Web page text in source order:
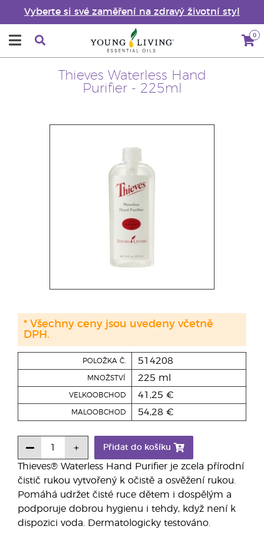
Vyberte si své zaměření na zdravý životní styl
0
Thieves Waterless Hand
Purifier - 225ml
Thieves® Waterless Hand Purifier je zcela přírodní
čistič rukou vytvořený k očistě a osvěžení rukou.
Pomáhá udržet čisté ruce dětem i dospělým a
podporuje dobrou hygienu i tehdy, když není k
dispozici voda. Dermatologicky testováno.
POLOŽKA Č. 514208
MNOŽSTVÍ 225 ml
VELKOOBCHOD 41,25 €
MALOOBCHOD 54,28 €
Přidat do košíku
* Všechny ceny jsou uvedeny včetně
DPH.